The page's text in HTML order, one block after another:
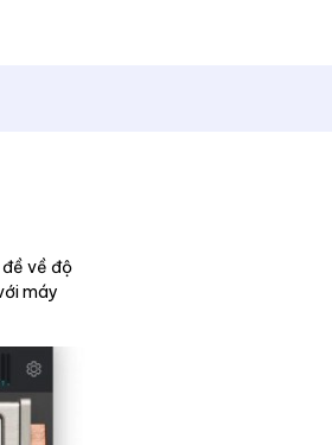
về độ
máy